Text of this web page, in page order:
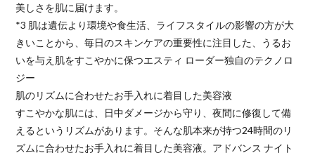
美しさを肌に届けます。
*3 肌は遺伝より環境や食生活、ライフスタイルの影響の方が大
きいことから、毎日のスキンケアの重要性に注目した、うるお
いを与え肌をすこやかに保つエスティ ローダー独自のテクノロ
ジー
肌のリズムに合わせたお手入れに着目した美容液
すこやかな肌には、日中ダメージから守り、夜間に修復して備
えるというリズムがあります。そんな肌本来が持つ24時間のリ
ズムに合わせたお手入れに着目した美容液。アドバンス ナイト